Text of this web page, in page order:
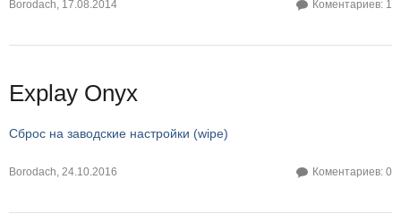
Borodach, 17.08.2014 Коментариев: 1
Explay Onyx
Сброс на заводские настройки (wipe)
Borodach, 24.10.2016 Коментариев: 0